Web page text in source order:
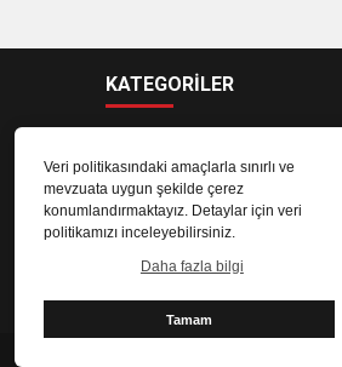
Veri politikasındaki amaçlarla sınırlı ve
mevzuata uygun şekilde çerez
konumlandırmaktayız. Detaylar için veri
politikamızı inceleyebilirsiniz.
Daha fazla bilgi
Tamam
KATEGORİLER
GÜNDEM
EKONOMİ
MAGAZİN
SPOR